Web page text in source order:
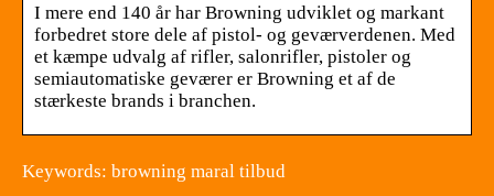
I mere end 140 år har Browning udviklet og markant
forbedret store dele af pistol- og geværverdenen. Med
et kæmpe udvalg af rifler, salonrifler, pistoler og
semiautomatiske geværer er Browning et af de
stærkeste brands i branchen.
Keywords: browning maral tilbud